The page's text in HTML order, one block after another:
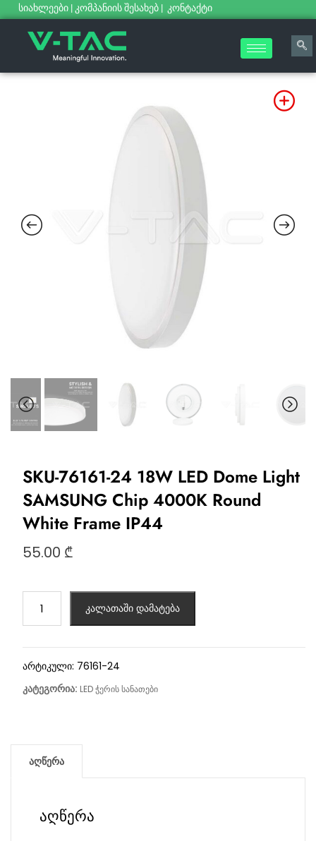
სიახლეები | კომპანიის შესახებ | კონტაქტი
SKU-76161-24 18W LED Dome Light
SAMSUNG Chip 4000K Round
White Frame IP44
55.00 ₾
კალათაში დამატება
არტიკული: 76161-24
კატეგორია: LED ჭერის სანათები
აღწერა
აღწერა